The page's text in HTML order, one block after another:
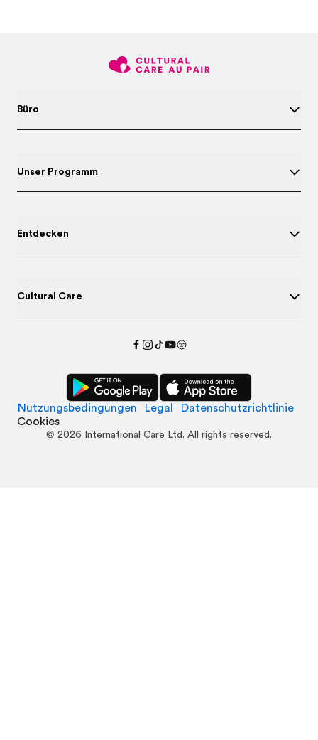
Büro
Unser Programm
Entdecken
Cultural Care
Nutzungsbedingungen Legal
Datenschutzrichtlinie
Cookies
© 2026 International Care Ltd. All rights reserved.